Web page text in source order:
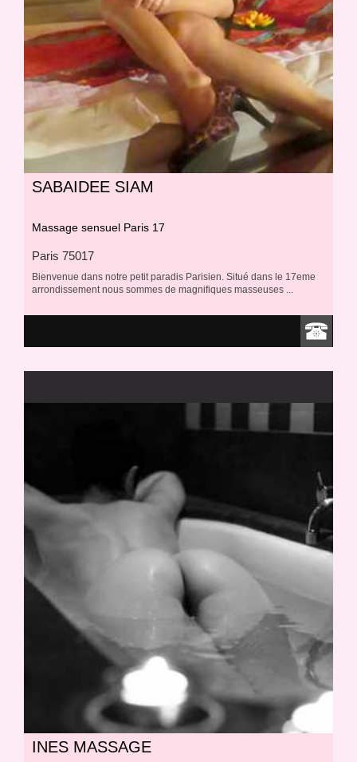
SABAIDEE SIAM
Massage sensuel Paris 17
Paris 75017
Bienvenue dans notre petit paradis Parisien. Situé dans le 17eme
arrondissement nous sommes de magnifiques masseuses ...
INES MASSAGE